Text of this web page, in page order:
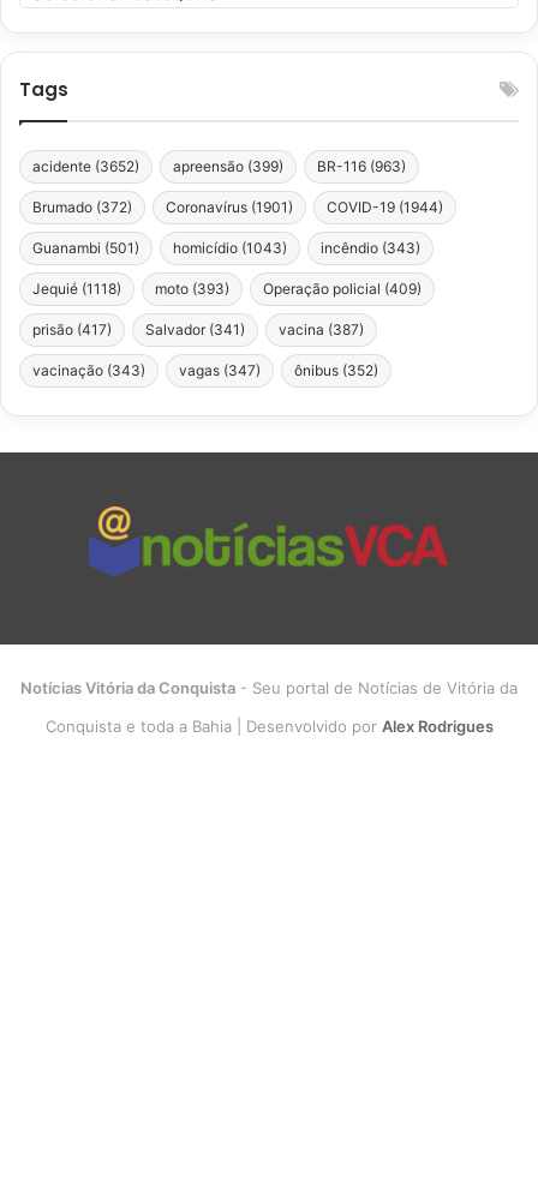
Tags
acidente (3652) apreensão (399) BR-116 (963)
Brumado (372) Coronavírus (1901) COVID-19 (1944)
Guanambi (501) homicídio (1043) incêndio (343)
Jequié (1118) moto (393) Operação policial (409)
prisão (417) Salvador (341) vacina (387)
vacinação (343) vagas (347) ônibus (352)
Notícias Vitória da Conquista - Seu portal de Notícias de Vitória da
Conquista e toda a Bahia | Desenvolvido por Alex Rodrigues